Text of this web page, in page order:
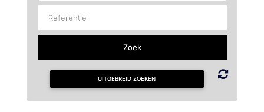
UITGEBREID ZOEKEN